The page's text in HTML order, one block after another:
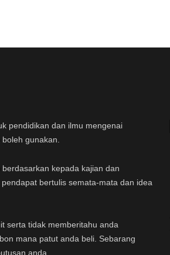
pendidikan dan ilmu mengenai
gunakan.
kepada kajian dan
bertulis semata-mata dan idea
serta tidak memberitahu anda
mana patut anda beli. Sebarang
anda.